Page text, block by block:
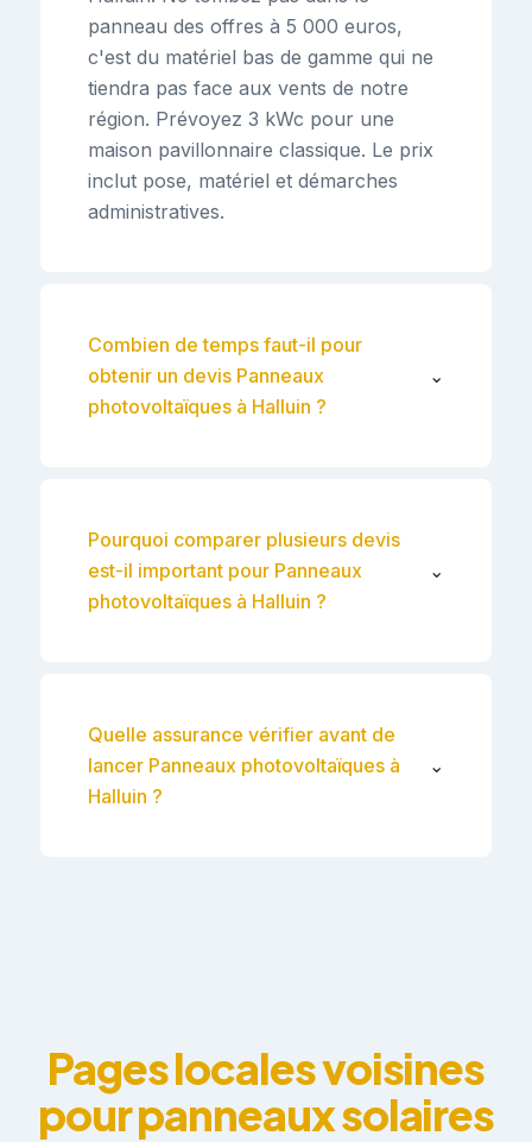
panneau des offres à 5 000 euros,
c'est du matériel bas de gamme qui ne
tiendra pas face aux vents de notre
région. Prévoyez 3 kWc pour une
maison pavillonnaire classique. Le prix
inclut pose, matériel et démarches
administratives.
Combien de temps faut-il pour
obtenir un devis Panneaux
photovoltaïques à Halluin ?
⌄
Pourquoi comparer plusieurs devis
est-il important pour Panneaux
photovoltaïques à Halluin ?
⌄
Quelle assurance vérifier avant de
lancer Panneaux photovoltaïques à
Halluin ?
⌄
Pages locales voisines
pour panneaux solaires